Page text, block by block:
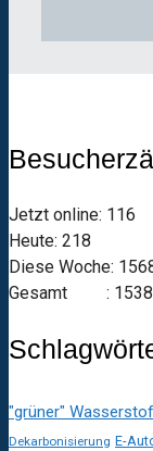
Jetzt online: 116
Heute: 218
Diese Woche:
Gesamt :
"grüner"
Dekarbonisierung E-